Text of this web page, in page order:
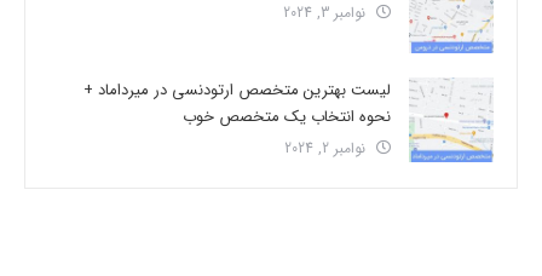
نوامبر 3, 2024
لیست بهترین متخصص ارتودنسی در میرداماد +
نحوه انتخاب یک متخصص خوب
نوامبر 2, 2024